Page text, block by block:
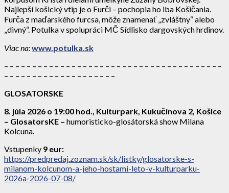
Najlepší košický vtip je o Furči – pochopia ho iba Košičania.
Furča z maďarského furcsa, môže znamenať „zvláštny“ alebo
„divný“. Potulka v spolupráci MČ Sídlisko dargovských hrdinov.
Viac na:www.potulka.sk
– – – – – – – – – – – – – – – – – – – – – – – – – – – – – – – – – – – – – – –
– – – – – – – – – – – – – – – – – – – –
GLOSATORSKE
8. júla 2026 o 19:00 hod., Kulturpark, Kukučínova 2, Košice
– GlosatorsKE – humoristicko-glosátorská show Milana
Kolcuna.
Vstupenky 9 eur:
https://predpredaj.zoznam.sk/sk/listky/glosatorske-s-
milanom-kolcunom-a-jeho-hostami-leto-v-kulturparku-
2026a-2026-07-08/